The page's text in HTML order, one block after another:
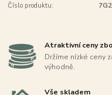
Číslo produktu:
Atraktivní ceny
Držíme nízké ceny
výhodně.
Vše skladem